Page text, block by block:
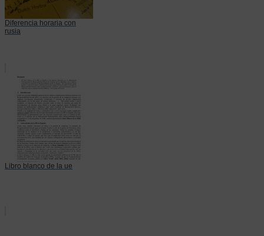
Diferencia horaria con
rusia
Libro blanco de la ue